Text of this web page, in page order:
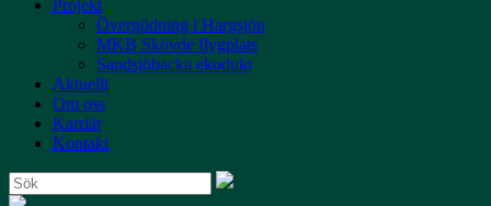
Projekt
Övergödning i Hargsjön
MKB Skövde flygplats
Sandsjöbacka ekodukt
Aktuellt
Om oss
Karriär
Kontakt
Search: